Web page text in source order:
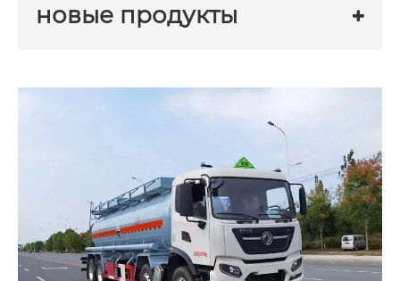
новые продукты